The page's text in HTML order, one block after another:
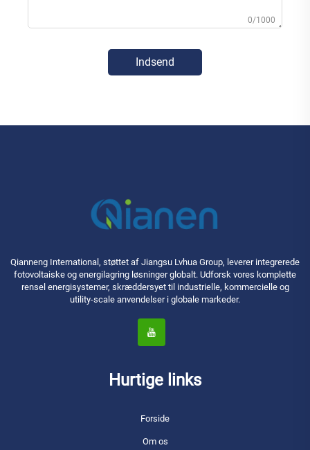
0/1000
Indsend
Qianneng International, støttet af Jiangsu Lvhua Group, leverer integrerede
fotovoltaiske og energilagring løsninger globalt. Udforsk vores komplette
rensel energisystemer, skræddersyet til industrielle, kommercielle og
utility-scale anvendelser i globale markeder.
Hurtige links
Forside
Om os